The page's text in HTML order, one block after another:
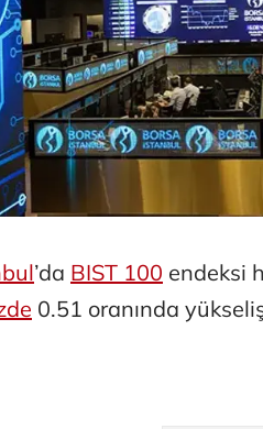
’da BIST 100 endeksi
0.51 oranında